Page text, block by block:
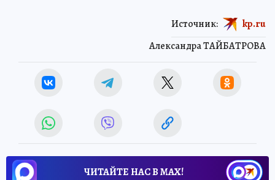
Александра ТАЙБАТРОВА
Источник: kp.ru
ЧИТАЙТЕ НАС В МАХ!